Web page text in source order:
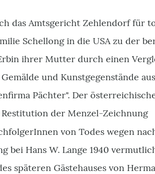
das Amtsgericht Zehlendorf für
Schellong in die USA zu der
ihrer Mutter durch einen
und Kunstgegenstände
Pächter". Der
Restitution der Menzel-Zeichnung
von Todes wegen
bei Hans W. Lange 1940
späteren Gästehauses von